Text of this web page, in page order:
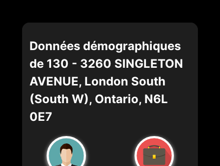
Données démographiques
de 130 - 3260 SINGLETON
AVENUE, London South
(South W), Ontario, N6L
0E7